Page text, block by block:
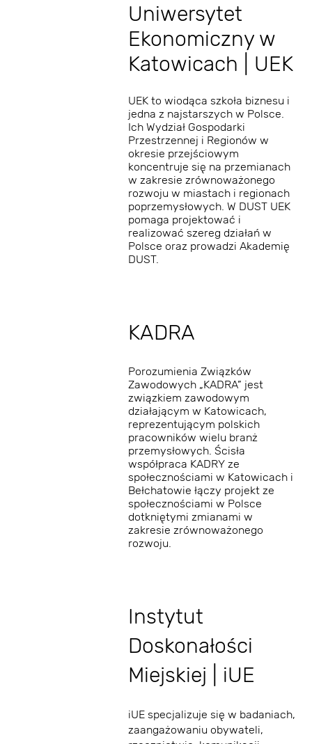
Uniwersytet
Ekonomiczny w
Katowicach | UEK
UEK to wiodąca szkoła biznesu i
jedna z najstarszych w Polsce.
Ich Wydział Gospodarki
Przestrzennej i Regionów w
okresie przejściowym
koncentruje się na przemianach
w zakresie zrównoważonego
rozwoju w miastach i regionach
poprzemysłowych. W DUST UEK
pomaga projektować i
realizować szereg działań w
Polsce oraz prowadzi Akademię
DUST.
KADRA
​Porozumienia Związków
Zawodowych „KADRA” jest
związkiem zawodowym
działającym w Katowicach,
reprezentującym polskich
pracowników wielu branż
przemysłowych. Ścisła
współpraca KADRY ze
społecznościami w Katowicach i
Bełchatowie łączy projekt ze
społecznościami w Polsce
dotkniętymi zmianami w
zakresie zrównoważonego
rozwoju.
Instytut
Doskonałości
Miejskiej | iUE
iUE specjalizuje się w badaniach,
zaangażowaniu obywateli,